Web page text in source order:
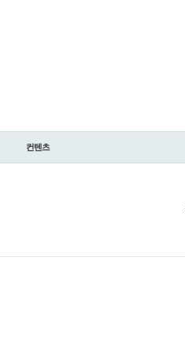
컨텐츠